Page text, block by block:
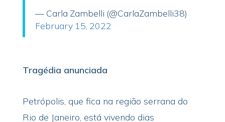
— Carla Zambelli (@CarlaZambelli38)
February 15, 2022
Tragédia anunciada
Petrópolis, que fica na região serrana do
Rio de Janeiro, está vivendo dias